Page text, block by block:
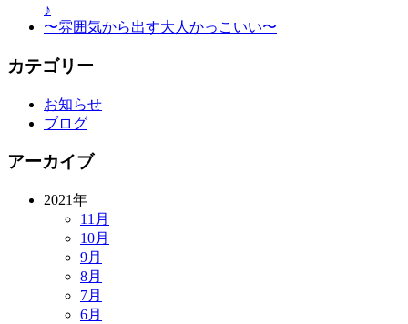
♪
〜雰囲気から出す大人かっこいい〜
カテゴリー
お知らせ
ブログ
アーカイブ
2021年
11月
10月
9月
8月
7月
6月